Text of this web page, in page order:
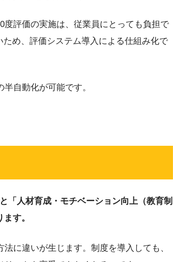
評価の実施は、従業員にとっても負担で
め、評価システム導入による仕組み化で
自動化が可能です。
「人材育成・モチベーション向上（教育制
す。
に違いが生じます。制度を導入しても、